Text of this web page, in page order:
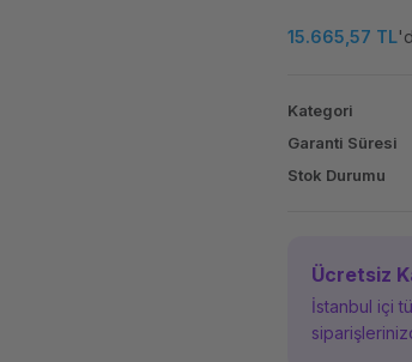
15.665,57 TL
Kategori
Garanti Süresi
Stok Durumu
Ücretsiz
İstanbul içi